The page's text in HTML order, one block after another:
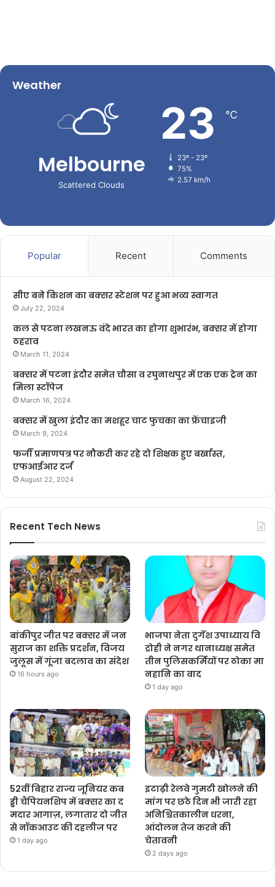
Weather
Melbourne
Scattered Clouds
23 ℃
23º - 23º
75%
2.57 km/h
Popular Recent Comments
सीए बने किशन का बक्सर स्टेशन पर हुआ भव्य स्वागत
July 22, 2024
कल से पटना लखनऊ वंदे भारत का होगा शुभारंभ, बक्सर में होगा
ठहराव
March 11, 2024
बक्सर में पटना इंदौर समेत चौसा व रघुनाथपुर में एक एक ट्रेन का
मिला स्टॉपेज
March 16, 2024
बक्सर में खुला इंदौर का मशहूर चाट फुचका का फ्रेंचाइजी
March 9, 2024
फर्जी प्रमाणपत्र पर नौकरी कर रहे दो शिक्षक हुए बर्खास्त,
एफआईआर दर्ज
August 22, 2024
Recent Tech News
बांकीपुर जीत पर बक्सर में जन
सुराज का शक्ति प्रदर्शन, विजय
जुलूस में गूंजा बदलाव का संदेश
16 hours ago
भाजपा नेता दुर्गेश उपाध्याय वि
द्रोही ने नगर थानाध्यक्ष समेत
तीन पुलिसकर्मियों पर ठोका मा
नहानि का वाद
1 day ago
52वीं बिहार राज्य जूनियर कब
ड्डी चैंपियनशिप में बक्सर का द
मदार आगाज़, लगातार दो जीत
से नॉकआउट की दहलीज पर
1 day ago
इटाढ़ी रेलवे गुमटी खोलने की
मांग पर छठे दिन भी जारी रहा
अनिश्चितकालीन धरना,
आंदोलन तेज करने की
चेतावनी
2 days ago